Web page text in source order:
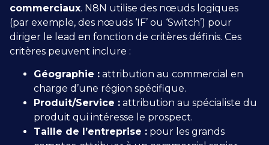
commerciaux. N8N utilise des nœuds logiques
(par exemple, des nœuds ‘IF’ ou ‘Switch’) pour
diriger le lead en fonction de critères définis. Ces
critères peuvent inclure :
Géographie : attribution au commercial en
charge d’une région spécifique.
Produit/Service : attribution au spécialiste du
produit qui intéresse le prospect.
Taille de l’entreprise : pour les grands